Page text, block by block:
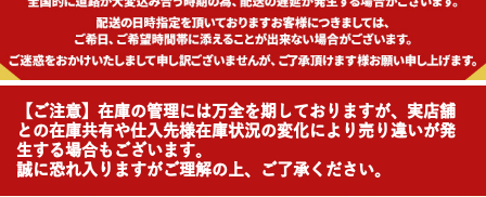
【ご注意】在庫の管理には万全を期しておりますが、実店舗
との在庫共有や仕入先様在庫状況の変化により売り違いが発
生する場合もございます。
誠に恐れ入りますがご理解の上、ご了承ください。